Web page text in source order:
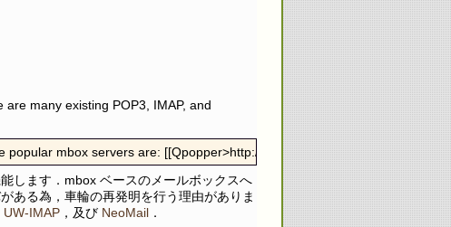
many existing POP3, IMAP, and
mbox servers are: [[Qpopper>http://www.eudora.com/qpopper/]],
します．mbox ベースのメールボックスへ
ある為，車輪の再発明を行う理由がありま
UW-IMAP ，及び NeoMail ．